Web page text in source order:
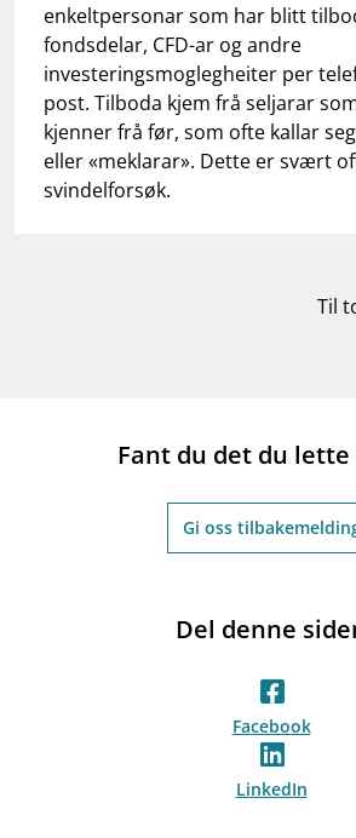
work_outlineJobb hos oss
dashboardInformasjon for investorer
notifications_noneAbonner på nyhetsvarsel
enkeltpersonar som har blitt
fondsdelar, CFD-ar og andre
investeringsmoglegheiter per
post. Tilboda kjem frå seljarar
kjenner frå før, som ofte kallar
eller «meklarar». Dette er svært
svindelforsøk.
Til
Fant du det du
Gi oss
Del denne
Facebook
LinkedIn